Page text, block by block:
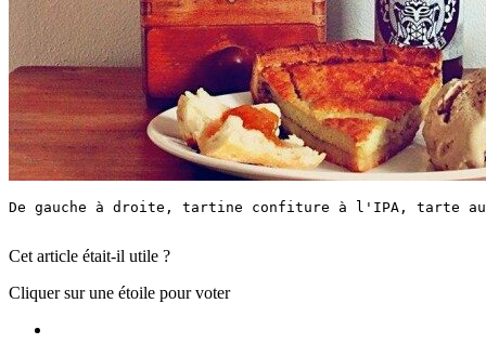
De gauche à droite, tartine confiture à l'IPA, tarte
Cet article était-il utile ?
Cliquer sur une étoile pour voter